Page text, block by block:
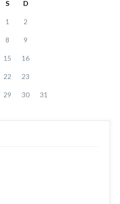
S D
1 2
8 9
15 16
22 23
29 30 31